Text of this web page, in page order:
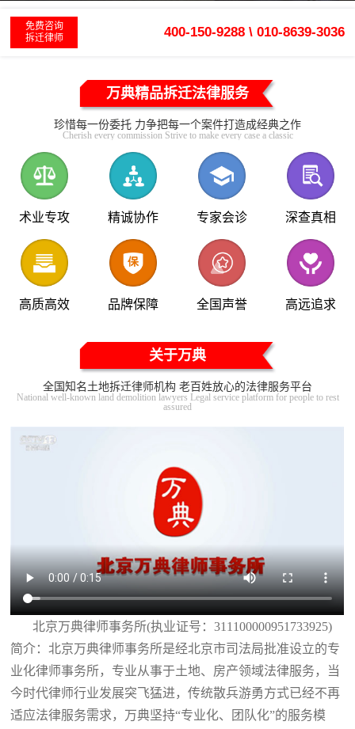
免费咨询
拆迁律师
400-150-9288 \ 010-8639-3036
万典精品拆迁法律服务
珍惜每一份委托 力争把每一个案件打造成经典之作
Cherish every commission Strive to make every case a classic
术业专攻 精诚协作 专家会诊 深查真相
高质高效 品牌保障 全国声誉 高远追求
关于万典
全国知名土地拆迁律师机构 老百姓放心的法律服务平台
National well-known land demolition lawyers Legal service platform for people to rest
assured
北京万典律师事务所(执业证号：311100000951733925)
简介：北京万典律师事务所是经北京市司法局批准设立的专
业化律师事务所，专业从事于土地、房产领域法律服务，当
今时代律师行业发展突飞猛进，传统散兵游勇方式已经不再
适应法律服务需求，万典坚持“专业化、团队化”的服务模